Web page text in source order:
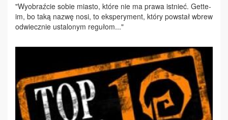
"Wy­obraź­cie so­bie mia­sto, któ­re nie ma pra­wa ist­nieć. Get­te­
im, bo ta­ką na­zwę no­si, to eks­pe­ry­ment, któ­ry po­wstał wbrew
od­wiecz­nie usta­lo­nym re­gu­łom..."